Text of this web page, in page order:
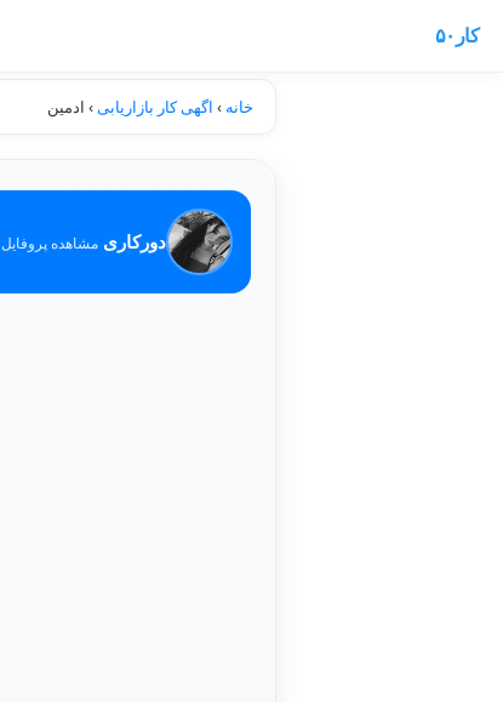
کار۵۰
خانه › اگهی کار بازاریابی› ادمین
دورکاری مشاهده